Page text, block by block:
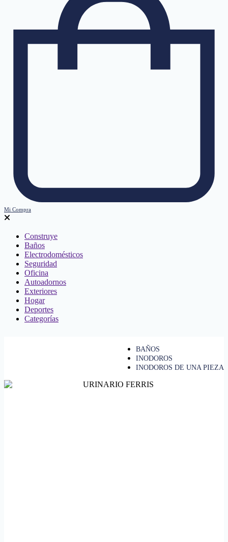
Mi Compra
Construye
Baños
Electrodomésticos
Seguridad
Oficina
Autoadornos
Exteriores
Hogar
Deportes
Categorías
BAÑOS
INODOROS
INODOROS DE UNA PIEZA